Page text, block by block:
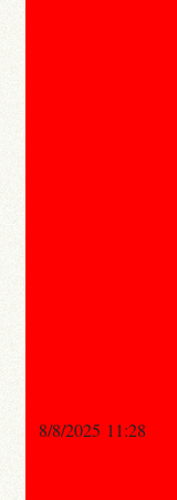
8/8/2025 11:28